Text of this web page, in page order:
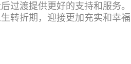
过渡提供更好的支持和服务。
转折期，迎接更加充实和幸福